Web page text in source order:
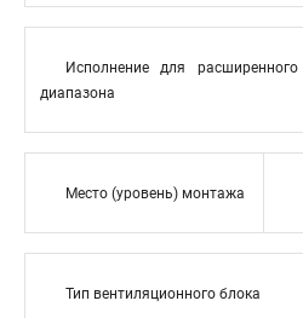
Исполнение для расширенного
диапазона
Место (уровень) монтажа
Тип вентиляционного блока